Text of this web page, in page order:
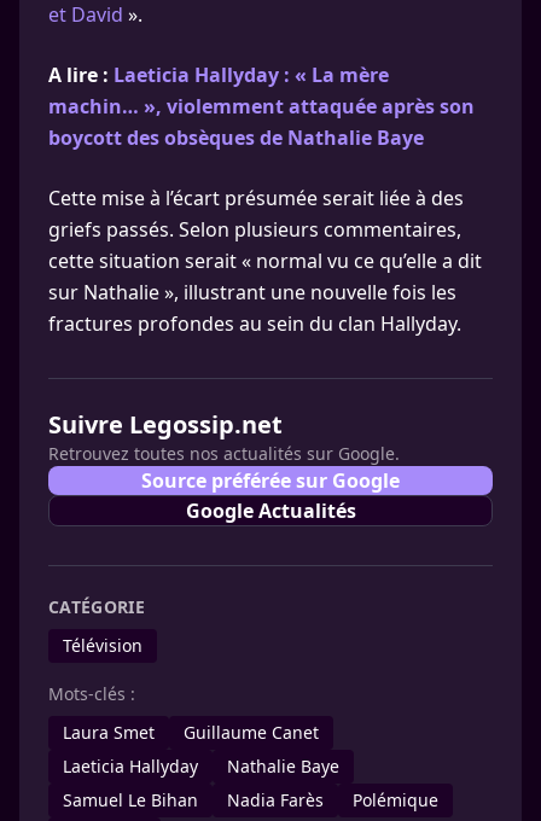
et David ».
A lire : Laeticia Hallyday : « La mère
machin… », violemment attaquée après son
boycott des obsèques de Nathalie Baye
Cette mise à l’écart présumée serait liée à des
griefs passés. Selon plusieurs commentaires,
cette situation serait « normal vu ce qu’elle a dit
sur Nathalie », illustrant une nouvelle fois les
fractures profondes au sein du clan Hallyday.
Suivre Legossip.net
Retrouvez toutes nos actualités sur Google.
Source préférée sur Google
Google Actualités
CATÉGORIE
Télévision
Mots-clés :
Laura Smet
Guillaume Canet
Laeticia Hallyday
Nathalie Baye
Samuel Le Bihan
Nadia Farès
Polémique